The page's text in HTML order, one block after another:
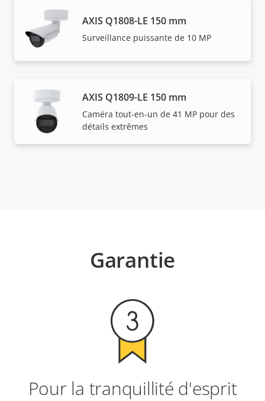
AXIS Q1808-LE 150 mm
Surveillance puissante de 10 MP
AXIS Q1809-LE 150 mm
Caméra tout-en-un de 41 MP pour des
détails extrêmes
Garantie
Pour la tranquillité d'esprit